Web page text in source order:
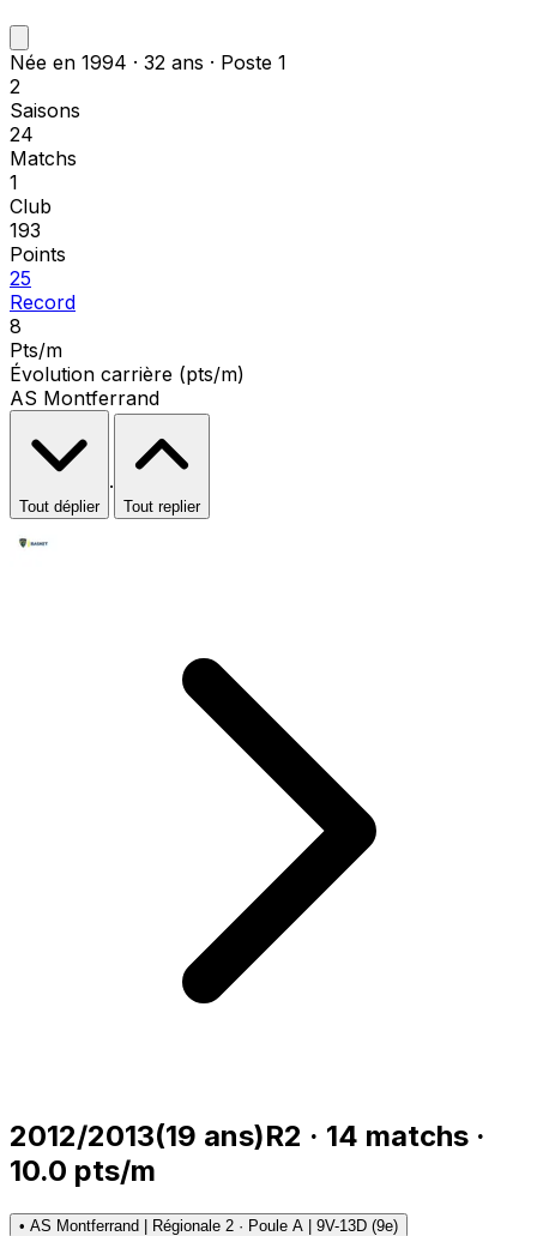
Née en 1994 · 32 ans · Poste 1
2
Saisons
24
Matchs
1
Club
193
Points
25
Record
8
Pts/m
Évolution carrière (pts/m)
AS Montferrand
Tout déplier
·
Tout replier
2012/2013(19 ans)R2 · 14 matchs ·
10.0 pts/m
• AS Montferrand | Régionale 2 · Poule A | 9V-13D (9e)